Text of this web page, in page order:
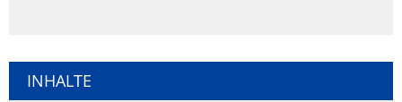
INHALTE